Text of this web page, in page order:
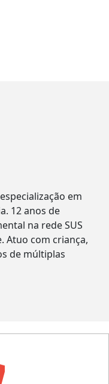
em
12 anos de
na rede SUS
Atuo com criança,
de múltiplas